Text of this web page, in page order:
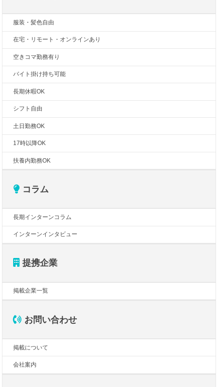
服装・髪色自由
在宅・リモート・オンラインあり
空きコマ勤務有り
バイト掛け持ち可能
長期休暇OK
シフト自由
土日勤務OK
17時以降OK
扶養内勤務OK
コラム
長期インターンコラム
インターンインタビュー
提携企業
掲載企業一覧
お問い合わせ
掲載について
会社案内